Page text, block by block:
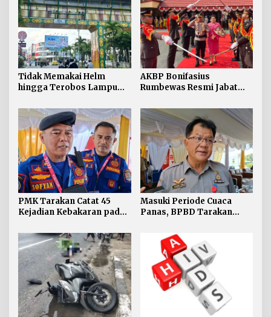
Tidak Memakai Helm
hingga Terobos Lampu
Pelanggaran ETLE di
Tarakan
AKBP Bonifasius
Rumbewas Resmi Jabat
Tegaskan Pelanggaran
Personel Diproses Tanpa
Toleransi
PMK Tarakan Catat 45
Kejadian Kebakaran pada
Masuki Periode Cuaca
Panas, BPBD Tarakan
di Dua Kecamatan